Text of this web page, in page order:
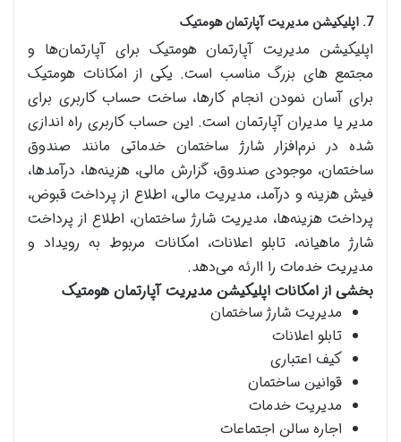
7. اپلیکیشن مدیریت آپارتمان هومتیک
اپلیکیشن مدیریت آپارتمان هومتیک برای آپارتمان‌ها و
مجتمع های بزرگ مناسب است. یکی از امکانات هومتیک
برای آسان نمودن انجام کارها، ساخت حساب کاربری برای
مدیر یا مدیران آپارتمان است. این حساب کاربری راه اندازی
شده در نرم‌افزار شارژ ساختمان خدماتی مانند صندوق
ساختمان، موجودی صندوق، گزارش مالی، هزینه‌ها، درآمدها،
فیش هزینه و درآمد، مدیریت مالی، اطلاع از پرداخت قبوض،
پرداخت هزینه‌ها، مدیریت شارژ ساختمان، اطلاع از پرداخت
شارژ ماهیانه، تابلو اعلانات، امکانات مربوط به رویداد و
مدیریت خدمات را اارئه می‌دهد.
بخشی از امکانات اپلیکیشن مدیریت آپارتمان هومتیک
مدیریت شارژ ساختمان
تابلو اعلانات
کیف اعتباری
قوانین ساختمان
مدیریت خدمات
اجاره سالن اجتماعات